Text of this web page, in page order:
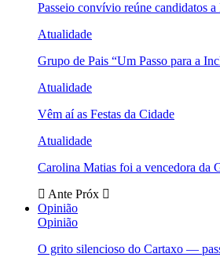
Passeio convívio reúne candidatos
Atualidade
Grupo de Pais “Um Passo para a
Atualidade
Vêm aí as Festas da Cidade
Atualidade
Carolina Matias foi a vencedora da
Ante Próx
Opinião
Opinião
O grito silencioso do Cartaxo —